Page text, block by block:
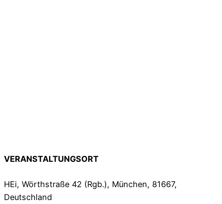
VERANSTALTUNGSORT
HEi, Wörthstraße 42 (Rgb.), München, 81667,
Deutschland